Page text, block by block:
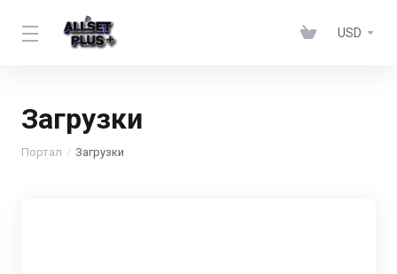
USD
Загрузки
Портал Загрузки